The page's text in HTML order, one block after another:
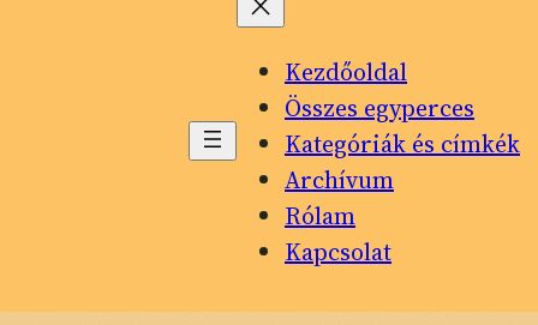
Kezdőoldal
Összes egyperces
Kategóriák és címkék
Archívum
Rólam
Kapcsolat